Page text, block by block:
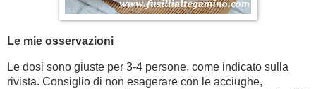
Le mie osservazioni
Le dosi sono giuste per 3-4 persone, come indicato sulla
rivista. Consiglio di non esagerare con le acciughe,